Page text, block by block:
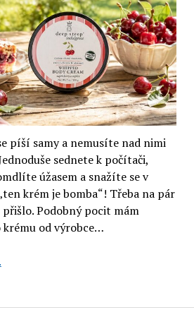
píší samy a nemusíte nad nimi
sednete k počítači,
úžasem a snažíte se v
krém je bomba“! Třeba na pár
Podobný pocit mám
krému od výrobce…
Tělový